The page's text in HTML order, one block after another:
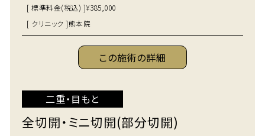
[ 標準料金(税込) ]¥385,000
[ クリニック ]熊本院
この施術の詳細
二重・目もと
全切開・ミニ切開(部分切開)